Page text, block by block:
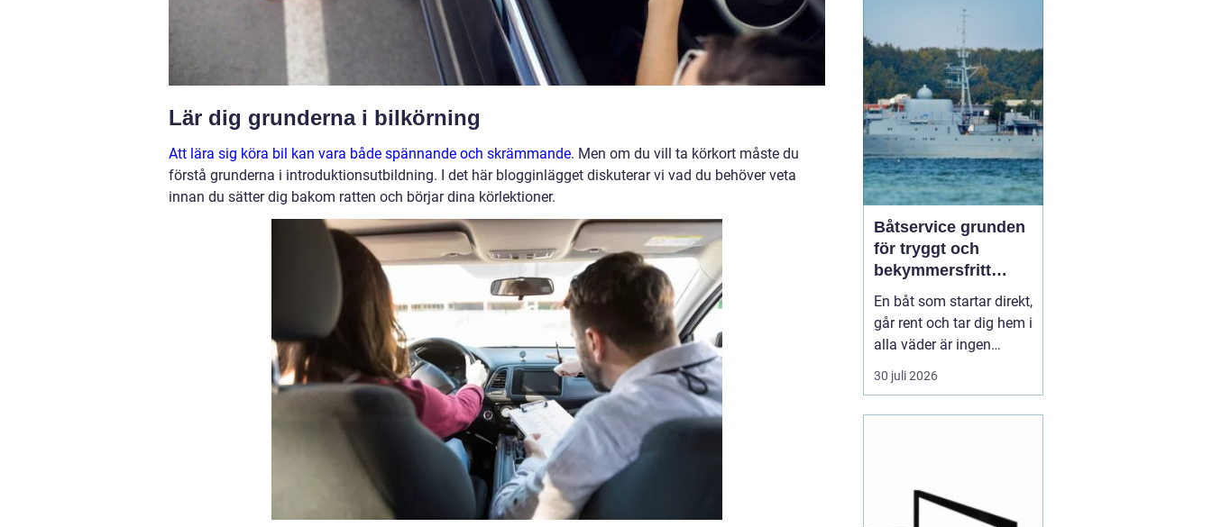
Lär dig grunderna i bilkörning
Att lära sig köra bil kan vara både spännande och skrämmande. Men om du vill ta körkort måste du
förstå grunderna i introduktionsutbildning. I det här blogginlägget diskuterar vi vad du behöver veta
innan du sätter dig bakom ratten och börjar dina körlektioner.
Med r...
Båtservice grunden
för tryggt och
bekymmersfritt
båtliv
En båt som startar direkt,
går rent och tar dig hem i
alla väder är ingen
slump. Bakom varje
problemfri båttur ligger
väntar tills något går
sönder, men den s...
30 juli 2026